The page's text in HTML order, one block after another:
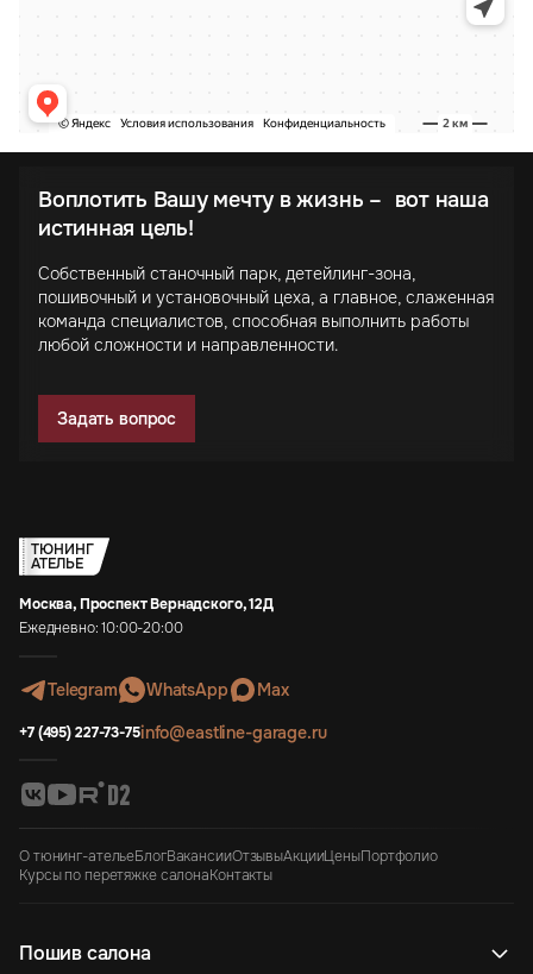
Воплотить Вашу мечту в жизнь – вот наша
истинная цель!
Собственный станочный парк, детейлинг-зона,
пошивочный и установочный цеха, а главное, слаженная
команда специалистов, способная выполнить работы
любой сложности и направленности.
Задать вопрос
ТЮНИНГ
АТЕЛЬЕ
Москва, Проспект Вернадского, 12Д
Ежедневно: 10:00-20:00
Telegram WhatsApp Max
+7 (495) 227-73-75info@eastline-garage.ru
О тюнинг-ательеБлогВакансииОтзывыАкцииЦеныПортфолио
Курсы по перетяжке салонаКонтакты
Пошив салона